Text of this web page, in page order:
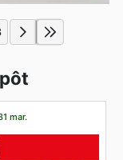
mar.